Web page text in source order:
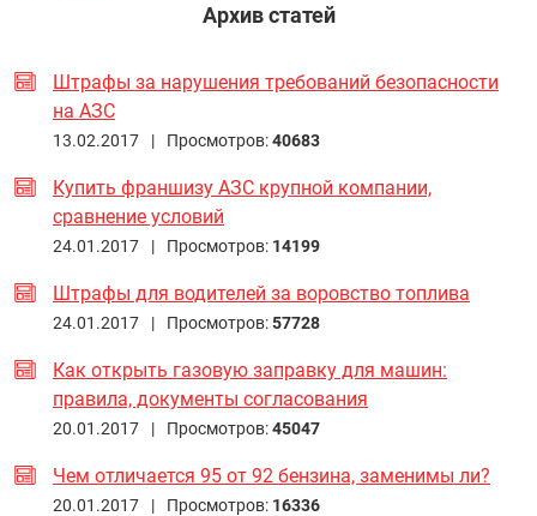
Архив статей
Штрафы за нарушения требований безопасности
на АЗС
13.02.2017 | Просмотров:40683
Купить франшизу АЗС крупной компании,
сравнение условий
24.01.2017 | Просмотров: 14199
Штрафы для водителей за воровство топлива
24.01.2017 | Просмотров:57728
Как открыть газовую заправку для машин:
правила, документы согласования
20.01.2017 | Просмотров:45047
Чем отличается 95 от 92 бензина, заменимы ли?
20.01.2017 | Просмотров: 16336